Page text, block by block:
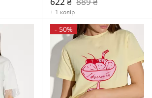
+ 1 колір
- 50%